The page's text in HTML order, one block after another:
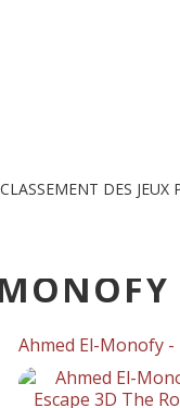
CLASSEMENT DES JEUX